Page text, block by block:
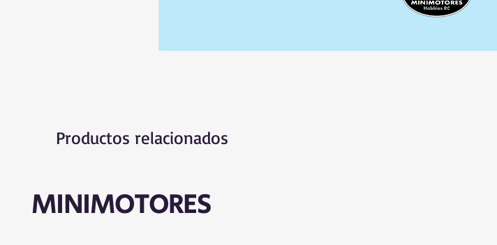
Productos relacionados
MINIMOTORES